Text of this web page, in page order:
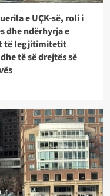
e UÇK-së, roli i
dhe ndërhyrja e
të legjitimitetit
të së drejtës së